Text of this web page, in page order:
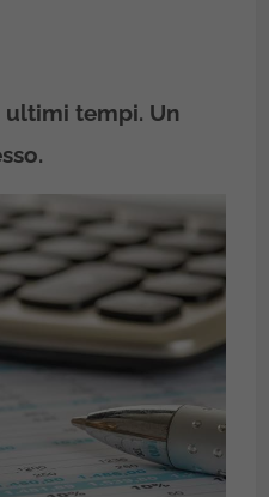
ultimi tempi. Un